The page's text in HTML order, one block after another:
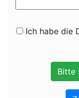
Ich habe die